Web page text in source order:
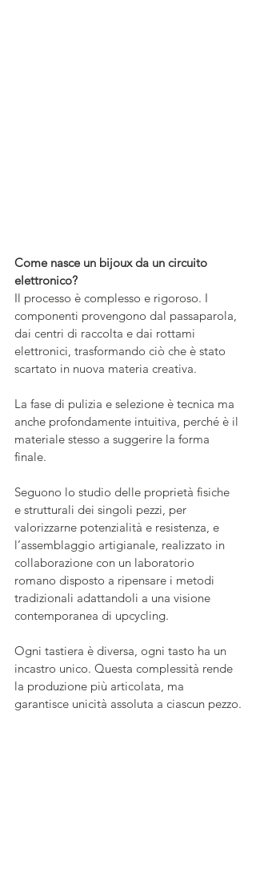
Come nasce un bijoux da un circuito
elettronico?
Il processo è complesso e rigoroso. I
componenti provengono dal passaparola,
dai centri di raccolta e dai rottami
elettronici, trasformando ciò che è stato
scartato in nuova materia creativa.
La fase di pulizia e selezione è tecnica ma
anche profondamente intuitiva, perché è il
materiale stesso a suggerire la forma
finale.
Seguono lo studio delle proprietà fisiche
e strutturali dei singoli pezzi, per
valorizzarne potenzialità e resistenza, e
l’assemblaggio artigianale, realizzato in
collaborazione con un laboratorio
romano disposto a ripensare i metodi
tradizionali adattandoli a una visione
contemporanea di upcycling.
Ogni tastiera è diversa, ogni tasto ha un
incastro unico. Questa complessità rende
la produzione più articolata, ma
garantisce unicità assoluta a ciascun pezzo.